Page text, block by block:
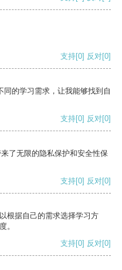
支持[0] 反对[0]
的学习需求，让我能够找到自
支持[0] 反对[0]
了无限的隐私保护和安全性保
支持[0] 反对[0]
根据自己的需求选择学习方
。
支持[0] 反对[0]